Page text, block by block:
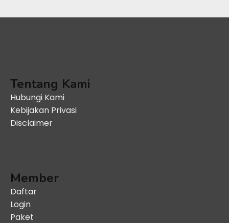
Tentang Kami
Hubungi Kami
Kebijakan Privasi
Disclaimer
Member
Daftar
Login
Paket